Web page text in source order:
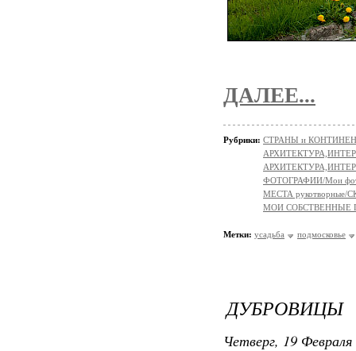
ДАЛЕЕ...
Рубрики: СТРАНЫ и
ФОТОГРАФИИ/Мои
МЕСТА
МОИ СОБСТВЕННЫЕ
Метки: усадьба подмосковье
ДУБРОВИЦЫ
Четверг, 19